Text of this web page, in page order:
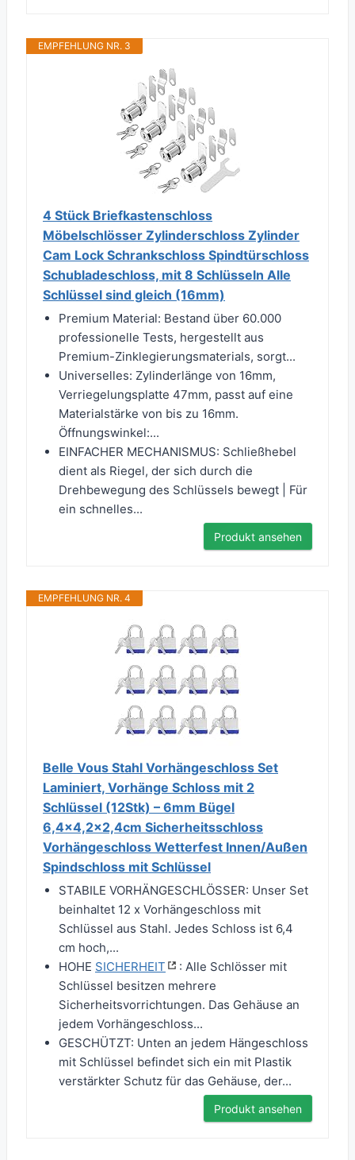
EMPFEHLUNG NR. 3
4 Stück Briefkastenschloss
Möbelschlösser Zylinderschloss Zylinder
Cam Lock Schrankschloss Spindtürschloss
Schubladeschloss, mit 8 Schlüsseln Alle
Schlüssel sind gleich (16mm)
Premium Material: Bestand über 60.000
professionelle Tests, hergestellt aus
Premium-Zinklegierungsmaterials, sorgt...
Universelles: Zylinderlänge von 16mm,
Verriegelungsplatte 47mm, passt auf eine
Materialstärke von bis zu 16mm.
Öffnungswinkel:...
EINFACHER MECHANISMUS: Schließhebel
dient als Riegel, der sich durch die
Drehbewegung des Schlüssels bewegt | Für
ein schnelles...
Produkt ansehen
EMPFEHLUNG NR. 4
Belle Vous Stahl Vorhängeschloss Set
Laminiert, Vorhänge Schloss mit 2
Schlüssel (12Stk) – 6mm Bügel
6,4x4,2x2,4cm Sicherheitsschloss
Vorhängeschloss Wetterfest Innen/Außen
Spindschloss mit Schlüssel
STABILE VORHÄNGESCHLÖSSER: Unser Set
beinhaltet 12 x Vorhängeschloss mit
Schlüssel aus Stahl. Jedes Schloss ist 6,4
cm hoch,...
HOHE SICHERHEIT
: Alle Schlösser mit
Schlüssel besitzen mehrere
Sicherheitsvorrichtungen. Das Gehäuse an
jedem Vorhängeschloss...
GESCHÜTZT: Unten an jedem Hängeschloss
mit Schlüssel befindet sich ein mit Plastik
verstärkter Schutz für das Gehäuse, der...
Produkt ansehen